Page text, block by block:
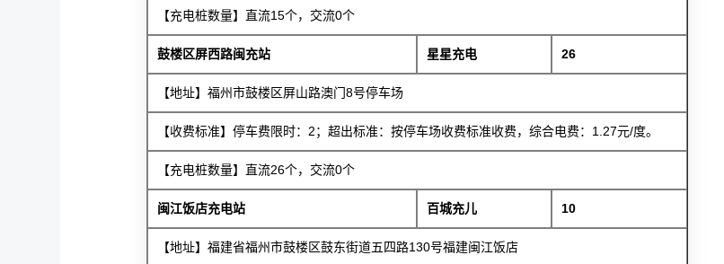
【充电桩数量】直流15个，交流0个
鼓楼区屏西路闽充站 星星充电 26
【地址】福州市鼓楼区屏山路澳门8号停车场
【收费标准】停车费限时：2；超出标准：按停车场收费标准收费，综合电费：1.27元/度。
【充电桩数量】直流26个，交流0个
闽江饭店充电站 百城充儿 10
【地址】福建省福州市鼓楼区鼓东街道五四路130号福建闽江饭店